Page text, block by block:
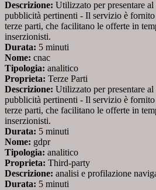
Descrizione: Utilizzato per presentare
pubblicità pertinenti - Il servizio è
terze parti, che facilitano le offerte in
inserzionisti.
Durata: 5 minuti
Nome: cnac
Tipologia: analitico
Proprieta: Terze Parti
Descrizione: Utilizzato per presentare
pubblicità pertinenti - Il servizio è
terze parti, che facilitano le offerte in
inserzionisti.
Durata: 5 minuti
Nome: gdpr
Tipologia: analitico
Proprieta: Third-party
Descrizione: analisi e profilazione
Durata: 5 minuti